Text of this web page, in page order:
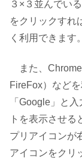
３×３並んでい
をクリックすれ
く利用できます。
また、
FireFox）など
「Google」と
トを表示させ
プリアイコンが
アイコンをクリ